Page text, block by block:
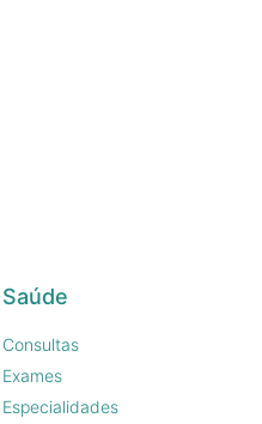
Saúde
Consultas
Exames
Especialidades